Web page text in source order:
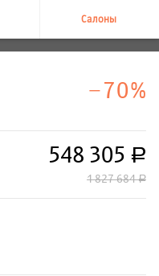
Салоны
−70%
548 305 руб.
1 827 684 руб.